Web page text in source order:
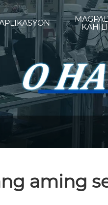
aming